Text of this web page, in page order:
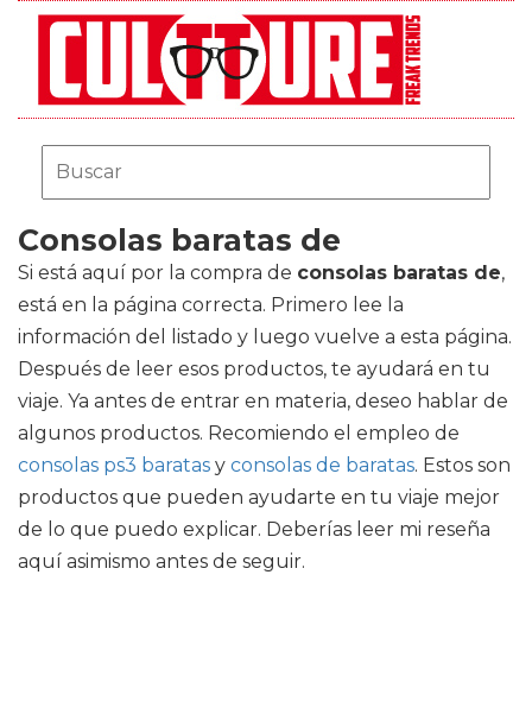
Consolas baratas de
Si está aquí por la compra de consolas baratas de,
está en la página correcta. Primero lee la
información del listado y luego vuelve a esta página.
Después de leer esos productos, te ayudará en tu
viaje. Ya antes de entrar en materia, deseo hablar de
algunos productos. Recomiendo el empleo de
consolas ps3 baratas y consolas de baratas. Estos son
productos que pueden ayudarte en tu viaje mejor
de lo que puedo explicar. Deberías leer mi reseña
aquí asimismo antes de seguir.